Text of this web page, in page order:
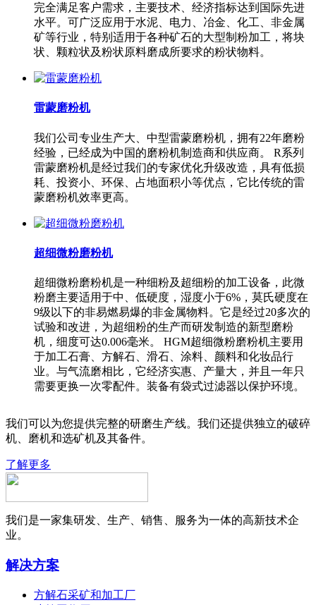
完全满足客户需求，主要技术、经济指标达到国际先进
水平。可广泛应用于水泥、电力、冶金、化工、非金属
矿等行业，特别适用于各种矿石的大型制粉加工，将块
状、颗粒状及粉状原料磨成所要求的粉状物料。
雷蒙磨粉机
我们公司专业生产大、中型雷蒙磨粉机，拥有22年磨粉
经验，已经成为中国的磨粉机制造商和供应商。 R系列
雷蒙磨粉机是经过我们的专家优化升级改造，具有低损
耗、投资小、环保、占地面积小等优点，它比传统的雷
蒙磨粉机效率更高。
超细微粉磨粉机
超细微粉磨粉机是一种细粉及超细粉的加工设备，此微
粉磨主要适用于中、低硬度，湿度小于6%，莫氏硬度在
9级以下的非易燃易爆的非金属物料。它是经过20多次的
试验和改进，为超细粉的生产而研发制造的新型磨粉
机，细度可达0.006毫米。 HGM超细微粉磨粉机主要用
于加工石膏、方解石、滑石、涂料、颜料和化妆品行
业。与气流磨相比，它经济实惠、产量大，并且一年只
需要更换一次零配件。装备有袋式过滤器以保护环境。
我们可以为您提供完整的研磨生产线。我们还提供独立的破碎
机、磨机和选矿机及其备件。
了解更多
我们是一家集研发、生产、销售、服务为一体的高新技术企
业。
解决方案
方解石采矿和加工厂